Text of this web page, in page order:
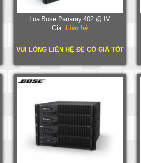
Loa Bose Panaray 402 @ IV
Giá: Liên hệ
VUI LÒNG LIÊN HỆ ĐỂ CÓ GIÁ TỐT